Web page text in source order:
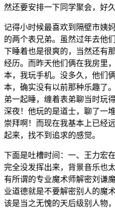
然还要安排一下同学聚会，好
记得小时候最喜欢到隔壁市姨
的两个表兄弟。虽然过年去他
下睡着也是很爽的，当然还有
经历。而昨天他们俩在我房里
本，我玩手机。没多久，他们
本，确实没有以前那种乐趣了
弟一起睡，缠着表弟聊当时玩
深夜！他玩的是道士，聊了一
崇拜啊！而现在我基本上已经
起来，找不到追求的感觉。
下面是吐槽时间：一、王力宏
完全没发挥出来，背景音乐也
有所谓的专业魔术师解密刘谦
业道德就是不要解密别人的魔
该是当之无愧的天后级别人物